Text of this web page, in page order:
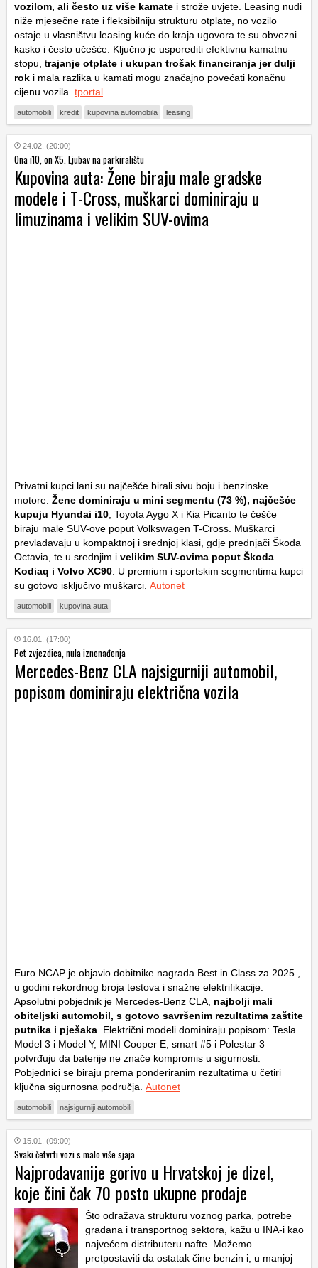
vozilom, ali često uz više kamate i strože uvjete. Leasing nudi
niže mjesečne rate i fleksibilniju strukturu otplate, no vozilo
ostaje u vlasništvu leasing kuće do kraja ugovora te su obvezni
kasko i često učešće. Ključno je usporediti efektivnu kamatnu
stopu, trajanje otplate i ukupan trošak financiranja jer dulji
rok i mala razlika u kamati mogu značajno povećati konačnu
cijenu vozila. tportal
automobili kredit kupovina automobila leasing
24.02. (20:00)
Ona i10, on X5. Ljubav na parkiralištu
Kupovina auta: Žene biraju male gradske
modele i T-Cross, muškarci dominiraju u
limuzinama i velikim SUV-ovima
Privatni kupci lani su najčešće birali sivu boju i benzinske
motore. Žene dominiraju u mini segmentu (73 %), najčešće
kupuju Hyundai i10, Toyota Aygo X i Kia Picanto te češće
biraju male SUV-ove poput Volkswagen T-Cross. Muškarci
prevladavaju u kompaktnoj i srednjoj klasi, gdje prednjači Škoda
Octavia, te u srednjim i velikim SUV-ovima poput Škoda
Kodiaq i Volvo XC90. U premium i sportskim segmentima kupci
su gotovo isključivo muškarci. Autonet
automobili kupovina auta
16.01. (17:00)
Pet zvjezdica, nula iznenađenja
Mercedes-Benz CLA najsigurniji automobil,
popisom dominiraju električna vozila
Euro NCAP je objavio dobitnike nagrada Best in Class za 2025.,
u godini rekordnog broja testova i snažne elektrifikacije.
Apsolutni pobjednik je Mercedes-Benz CLA, najbolji mali
obiteljski automobil, s gotovo savršenim rezultatima zaštite
putnika i pješaka . Električni modeli dominiraju popisom: Tesla
Model 3 i Model Y, MINI Cooper E, smart #5 i Polestar 3
potvrđuju da baterije ne znače kompromis u sigurnosti.
Pobjednici se biraju prema ponderiranim rezultatima u četiri
ključna sigurnosna područja. Autonet
automobili najsigurniji automobili
15.01. (09:00)
Svaki četvrti vozi s malo više sjaja
Najprodavanije gorivo u Hrvatskoj je dizel,
koje čini čak 70 posto ukupne prodaje
Što odražava strukturu voznog parka, potrebe
građana i transportnog sektora, kažu u INA-i kao
najvećem distributeru nafte. Možemo
pretpostaviti da ostatak čine benzin i, u manjoj